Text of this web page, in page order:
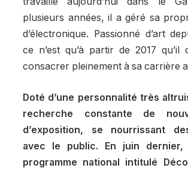
plusieurs années, il a géré sa
d’électronique. Passionné d’art
ce n’est qu’à partir de 2017 qu’il
consacrer pleinement à sa carrière
Doté d’une personnalité très
recherche constante de
d’exposition, se nourrissant
avec le public. En juin
programme national intitulé